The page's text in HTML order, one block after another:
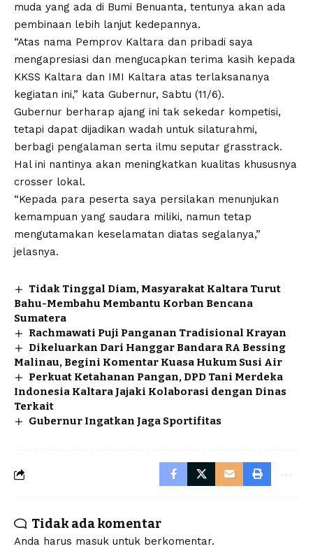
muda yang ada di Bumi Benuanta, tentunya akan ada
pembinaan lebih lanjut kedepannya.
“Atas nama Pemprov Kaltara dan pribadi saya
mengapresiasi dan mengucapkan terima kasih kepada
KKSS Kaltara dan IMI Kaltara atas terlaksananya
kegiatan ini,” kata Gubernur, Sabtu (11/6).
Gubernur berharap ajang ini tak sekedar kompetisi,
tetapi dapat dijadikan wadah untuk silaturahmi,
berbagi pengalaman serta ilmu seputar grasstrack.
Hal ini nantinya akan meningkatkan kualitas khususnya
crosser lokal.
“Kepada para peserta saya persilakan menunjukan
kemampuan yang saudara miliki, namun tetap
mengutamakan keselamatan diatas segalanya,”
jelasnya.
Tidak Tinggal Diam, Masyarakat Kaltara Turut
Bahu-Membahu Membantu Korban Bencana
Sumatera
Rachmawati Puji Panganan Tradisional Krayan
Dikeluarkan Dari Hanggar Bandara RA Bessing
Malinau, Begini Komentar Kuasa Hukum Susi Air
Perkuat Ketahanan Pangan, DPD Tani Merdeka
Indonesia Kaltara Jajaki Kolaborasi dengan Dinas
Terkait
Gubernur Ingatkan Jaga Sportifitas
Tidak ada komentar
Anda harus masuk untuk berkomentar.